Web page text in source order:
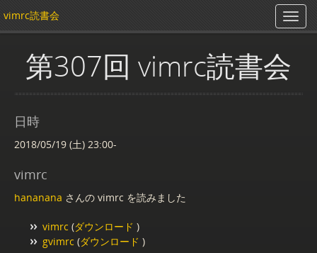
vimrc読書会
第307回 vimrc読書会
日時
2018/05/19 (土) 23:00-
vimrc
hananana さんの vimrc を読みました
vimrc (ダウンロード )
gvimrc (ダウンロード )